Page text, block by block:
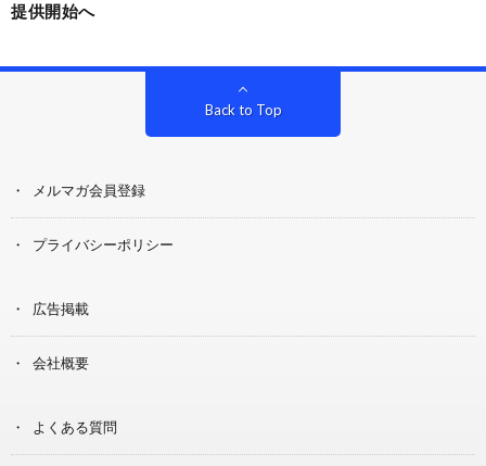
提供開始へ
Back to Top
メルマガ会員登録
プライバシーポリシー
広告掲載
会社概要
よくある質問